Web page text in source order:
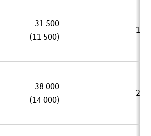
31 500
(11 500)
1 500
38 000
(14 000)
2 500